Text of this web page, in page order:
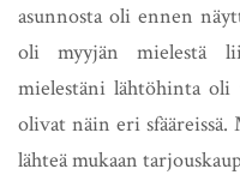
asunnosta oli ennen
oli myyjän mielestä
mielestäni lähtöhinta
olivat näin eri
lähteä mukaan